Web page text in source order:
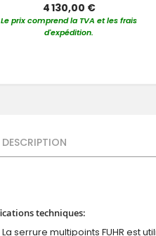
4 130,00 €
Le prix comprend la TVA et les frais
d'expédition.
DESCRIPTION